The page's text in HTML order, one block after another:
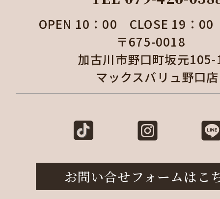
OPEN 10：00 CLOSE 19：
〒675-0018
加古川市野口町坂元
マックスバリュ野口店
お問い合せフォームはこ